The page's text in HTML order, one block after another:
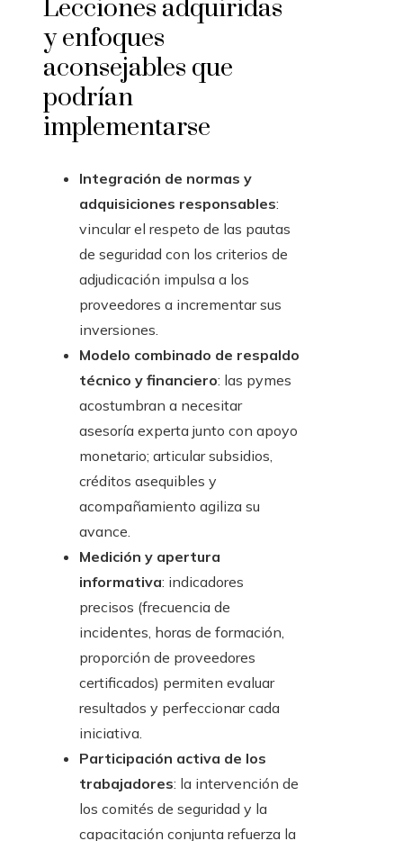
Lecciones adquiridas
y enfoques
aconsejables que
podrían
implementarse
Integración de normas y
adquisiciones responsables:
vincular el respeto de las pautas
de seguridad con los criterios de
adjudicación impulsa a los
proveedores a incrementar sus
inversiones.
Modelo combinado de respaldo
técnico y financiero: las pymes
acostumbran a necesitar
asesoría experta junto con apoyo
monetario; articular subsidios,
créditos asequibles y
acompañamiento agiliza su
avance.
Medición y apertura
informativa: indicadores
precisos (frecuencia de
incidentes, horas de formación,
proporción de proveedores
certificados) permiten evaluar
resultados y perfeccionar cada
iniciativa.
Participación activa de los
trabajadores: la intervención de
los comités de seguridad y la
capacitación conjunta refuerza la